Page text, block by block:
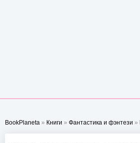
BookPlaneta » Книги » Фантастика и фэнтези »